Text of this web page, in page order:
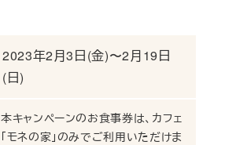
2023年2月3日(金)〜2月19日
(日)
本キャンペーンのお食事券は、カフェ
「モネの家」のみでご利用いただけま